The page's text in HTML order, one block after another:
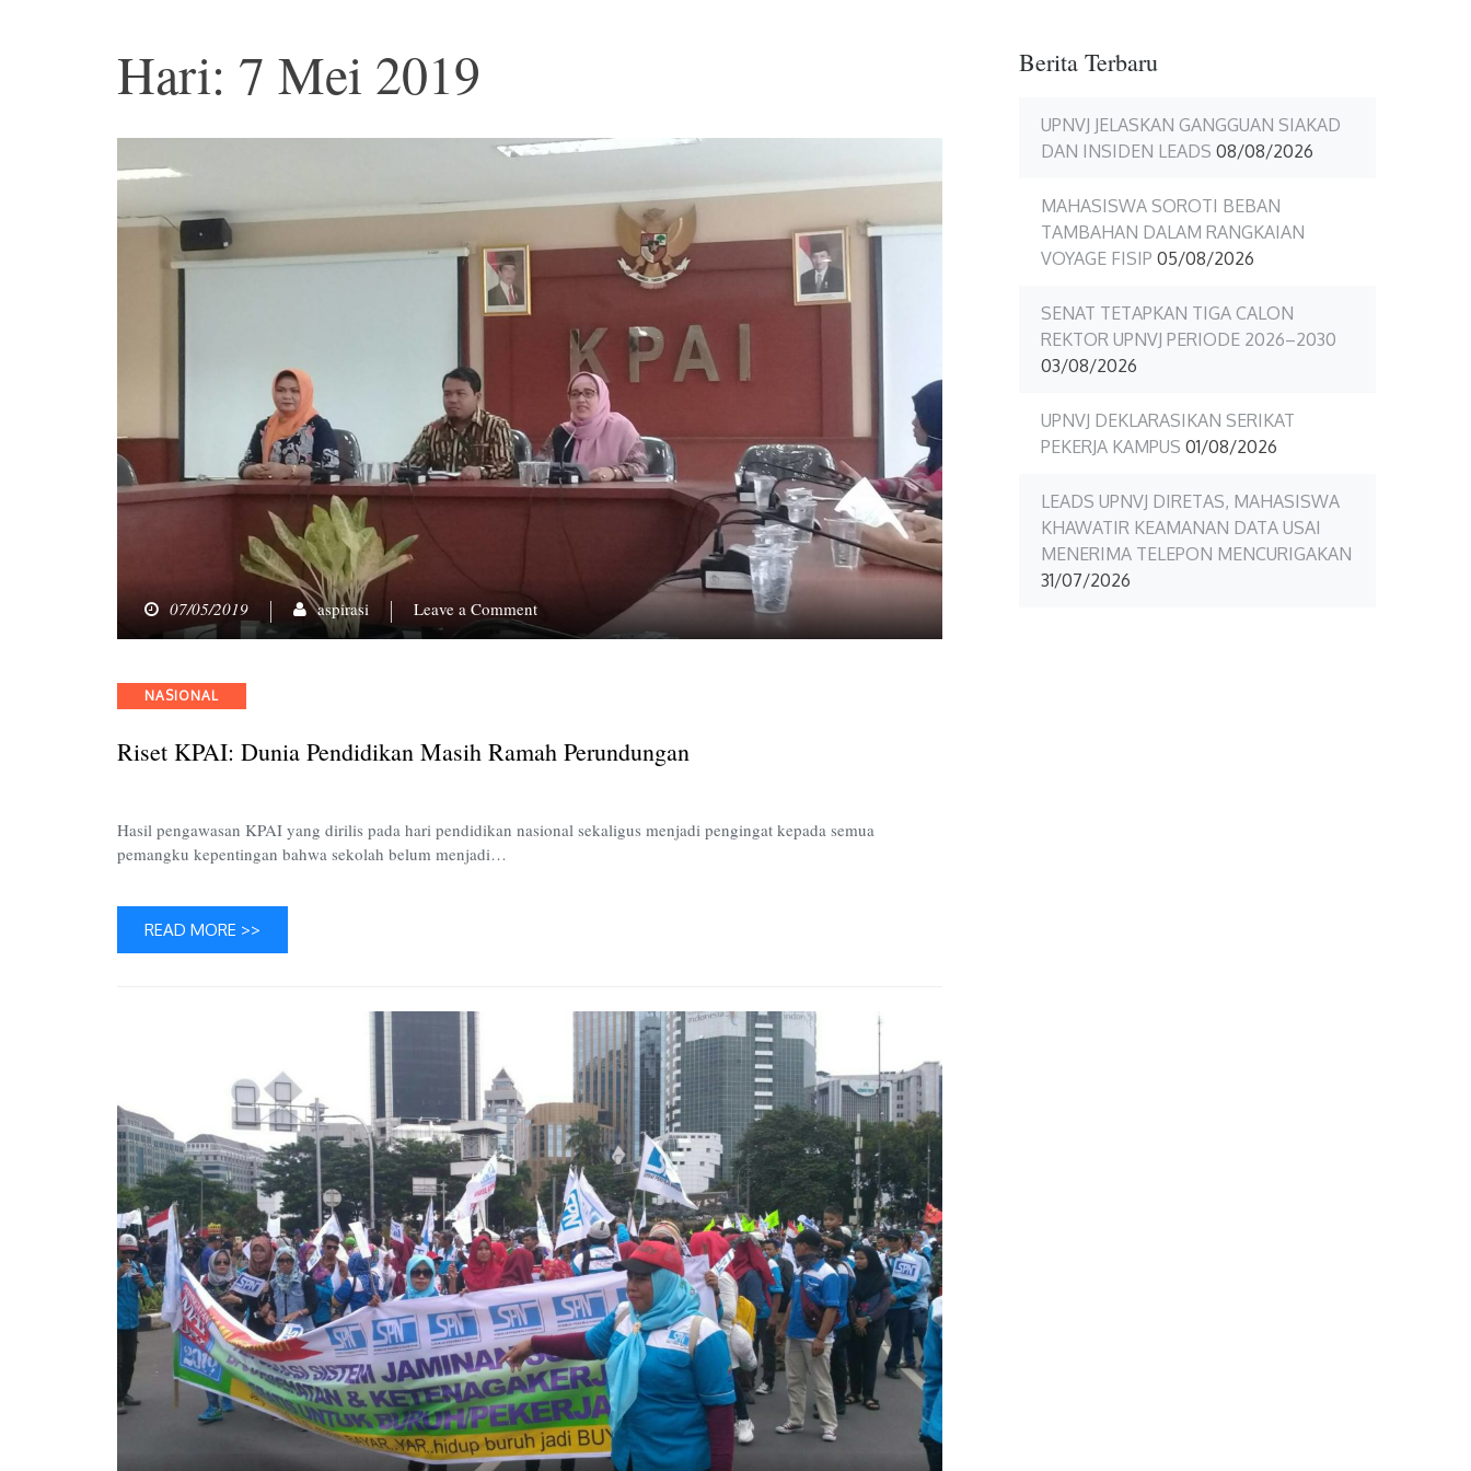
Hari: 7 Mei 2019
07/05/2019 aspirasi Leave a Commenton
Riset
Ramah
Categories
NASIONAL
Riset KPAI: Dunia Pendidikan Masih Ramah Perundungan
Hasil pengawasan KPAI yang dirilis pada hari pendidikan nasional sekaligus menjadi pengingat kepada semua
pemangku kepentingan bahwa sekolah belum menjadi…
READ MORE >>
Berita Terbaru
UPNVJ JELASKAN GANGGUAN SIAKAD
DAN INSIDEN LEADS 08/08/2026
MAHASISWA SOROTI BEBAN
TAMBAHAN DALAM RANGKAIAN
VOYAGE FISIP 05/08/2026
SENAT TETAPKAN TIGA CALON
REKTOR UPNVJ PERIODE 2026–2030
03/08/2026
UPNVJ DEKLARASIKAN SERIKAT
PEKERJA KAMPUS 01/08/2026
LEADS UPNVJ DIRETAS, MAHASISWA
KHAWATIR KEAMANAN DATA USAI
MENERIMA TELEPON MENCURIGAKAN
31/07/2026